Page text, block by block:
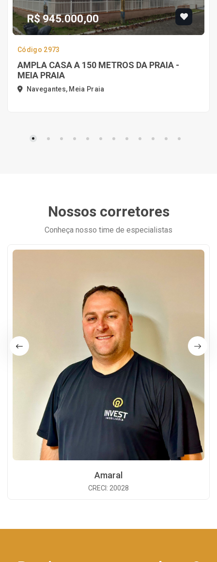
R$ 945.000,00
Código 2973
AMPLA CASA A 150 METROS DA PRAIA -
MEIA PRAIA
Navegantes, Meia Praia
Nossos corretores
Conheça nosso time de especialistas
Amaral
CRECI: 20028